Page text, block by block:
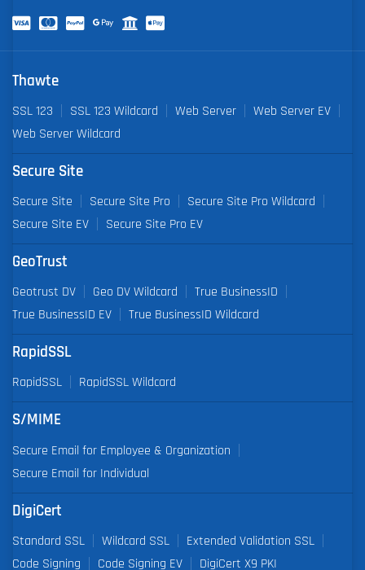
Thawte
SSL 123 SSL 123 Wildcard Web Server
Web Server EV
Web Server Wildcard
Secure Site
Secure Site Secure Site Pro
Secure Site Pro Wildcard
Secure Site EV
Secure Site Pro EV
GeoTrust
Geotrust DV Geo DV Wildcard
True BusinessID
True BusinessID EV
True BusinessID Wildcard
RapidSSL
RapidSSL RapidSSL Wildcard
S/MIME
Secure Email for Employee & Organization
Secure Email for Individual
DigiCert
Standard SSL Wildcard SSL
Extended Validation SSL
Code Signing
Code Signing EV DigiCert X9 PKI